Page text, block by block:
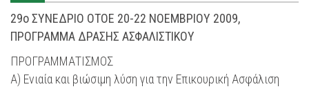
29ο ΣΥΝΕΔΡΙΟ ΟΤΟΕ 20-22 ΝΟΕΜΒΡΙΟΥ 2009,
ΠΡΟΓΡΑΜΜΑ ΔΡΑΣΗΣ ΑΣΦΑΛΙΣΤΙΚΟΥ
ΠΡΟΓΡΑΜΜΑΤΙΣΜΟΣ
Α) Ενιαία και βιώσιμη λύση για την Επικουρική Ασφάλιση